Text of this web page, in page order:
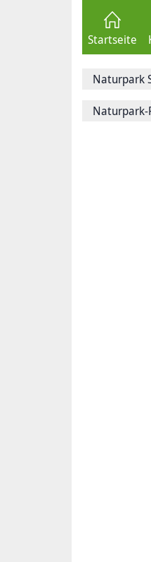
Hauptnavigation
Startseite
Naturpark
Naturpark-